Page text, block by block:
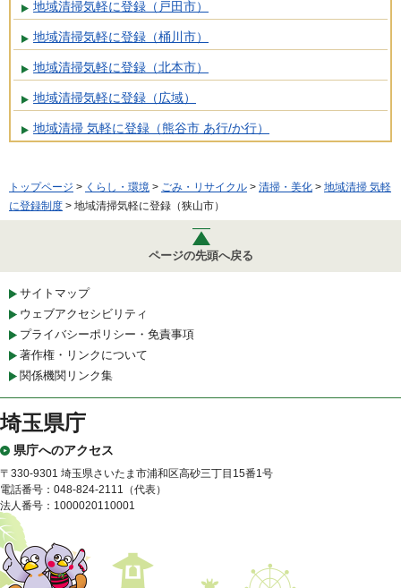
地域清掃気軽に登録（戸田市）
地域清掃気軽に登録（桶川市）
地域清掃気軽に登録（北本市）
地域清掃気軽に登録（広域）
地域清掃 気軽に登録（熊谷市 あ行/か行）
トップページ > くらし・環境 > ごみ・リサイクル > 清掃・美化 > 地域清掃 気軽
に登録制度 > 地域清掃気軽に登録（狭山市）
ページの先頭へ戻る
サイトマップ
ウェブアクセシビリティ
プライバシーポリシー・免責事項
著作権・リンクについて
関係機関リンク集
埼玉県庁
県庁へのアクセス
〒330-9301 埼玉県さいたま市浦和区高砂三丁目15番1号
電話番号：048-824-2111（代表）
法人番号：1000020110001